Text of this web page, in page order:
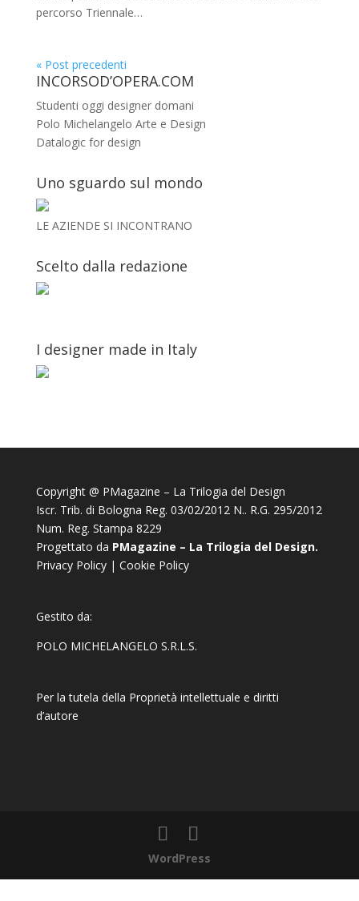
percorso Triennale…
« Post precedenti
INCORSOD’OPERA.COM
Studenti oggi designer domani
Polo Michelangelo Arte e Design
Datalogic for design
Uno sguardo sul mondo
LE AZIENDE SI INCONTRANO
Scelto dalla redazione
I designer made in Italy
Copyright @ PMagazine – La Trilogia del Design
Iscr. Trib. di Bologna Reg. 03/02/2012 N.. R.G. 295/2012
Num. Reg. Stampa 8229
Progettato da PMagazine – La Trilogia del Design.
Privacy Policy| Cookie Policy
Gestito da:
POLO MICHELANGELO S.R.L.S.
Per la tutela della Proprietà intellettuale e diritti
d’autore
WordPress